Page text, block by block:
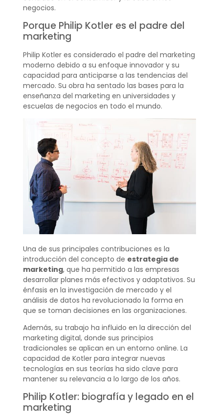
negocios.
Porque Philip Kotler es el padre del
marketing
Philip Kotler es considerado el padre del marketing
moderno debido a su enfoque innovador y su
capacidad para anticiparse a las tendencias del
mercado. Su obra ha sentado las bases para la
enseñanza del marketing en universidades y
escuelas de negocios en todo el mundo.
Una de sus principales contribuciones es la
introducción del concepto de estrategia de
marketing, que ha permitido a las empresas
desarrollar planes más efectivos y adaptativos. Su
énfasis en la investigación de mercado y el
análisis de datos ha revolucionado la forma en
que se toman decisiones en las organizaciones.
Además, su trabajo ha influido en la dirección del
marketing digital, donde sus principios
tradicionales se aplican en un entorno online. La
capacidad de Kotler para integrar nuevas
tecnologías en sus teorías ha sido clave para
mantener su relevancia a lo largo de los años.
Philip Kotler: biografía y legado en el
marketing